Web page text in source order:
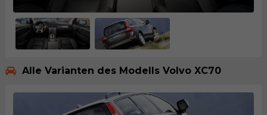
Alle Varianten des Modells Volvo XC70